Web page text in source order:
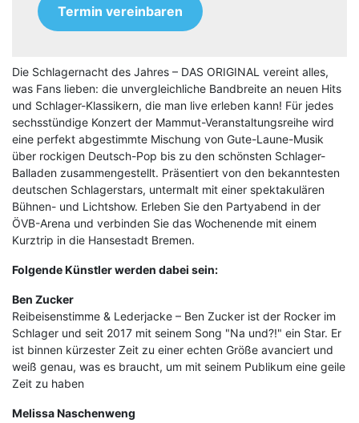
Die Schlagernacht des Jahres – DAS ORIGINAL vereint alles,
was Fans lieben: die unvergleichliche Bandbreite an neuen Hits
und Schlager-Klassikern, die man live erleben kann! Für jedes
sechsstündige Konzert der Mammut-Veranstaltungsreihe wird
eine perfekt abgestimmte Mischung von Gute-Laune-Musik
über rockigen Deutsch-Pop bis zu den schönsten Schlager-
Balladen zusammengestellt. Präsentiert von den bekanntesten
deutschen Schlagerstars, untermalt mit einer spektakulären
Bühnen- und Lichtshow. Erleben Sie den Partyabend in der
ÖVB-Arena und verbinden Sie das Wochenende mit einem
Kurztrip in die Hansestadt Bremen.
Folgende Künstler werden dabei sein:
Ben Zucker
Reibeisenstimme & Lederjacke – Ben Zucker ist der Rocker im
Schlager und seit 2017 mit seinem Song "Na und?!" ein Star. Er
ist binnen kürzester Zeit zu einer echten Größe avanciert und
weiß genau, was es braucht, um mit seinem Publikum eine geile
Zeit zu haben
Melissa Naschenweng
Termin vereinbaren